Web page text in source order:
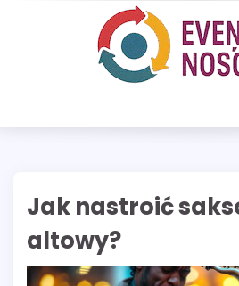
Jak nastroić
altowy?